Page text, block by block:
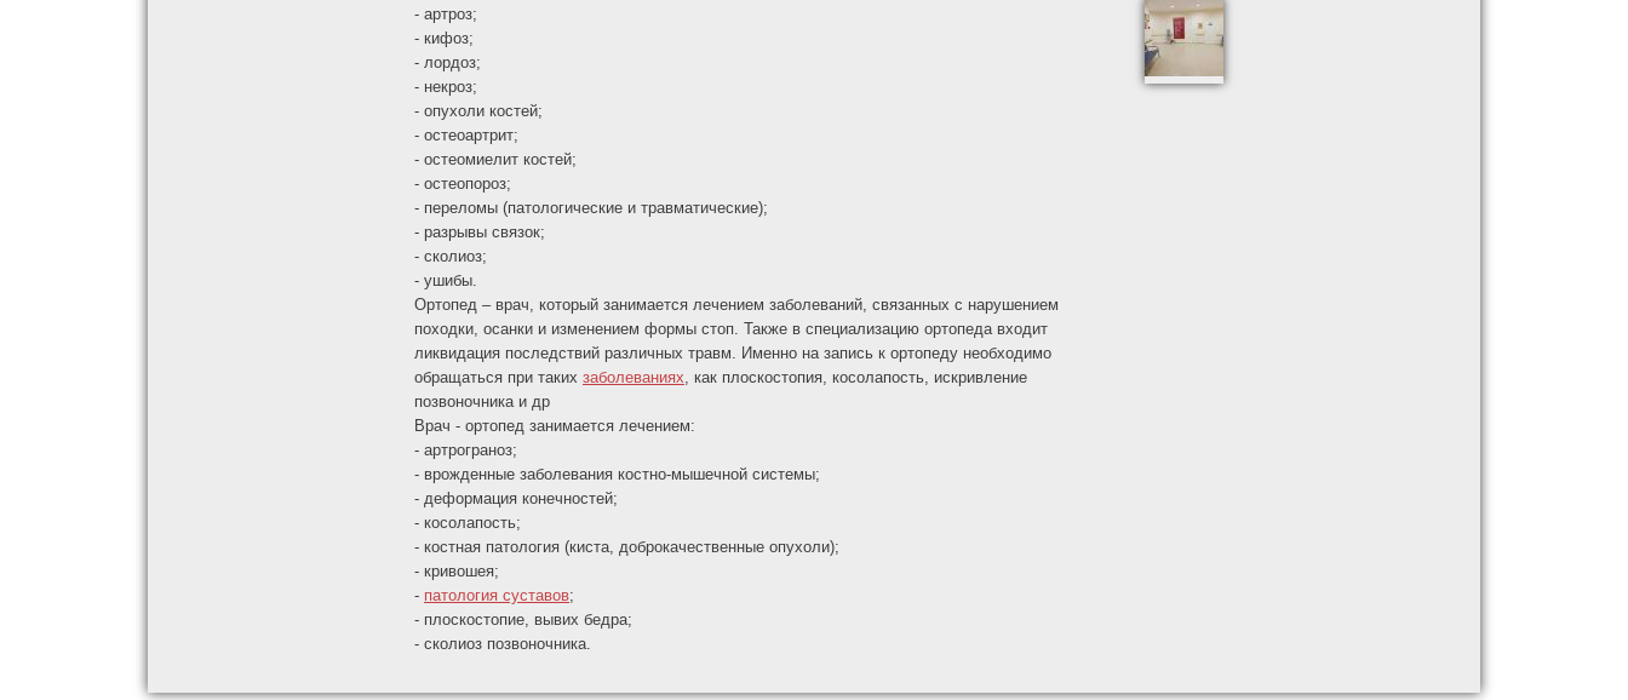
- артроз;
- кифоз;
- лордоз;
- некроз;
- опухоли костей;
- остеоартрит;
- остеомиелит костей;
- остеопороз;
- переломы (патологические и травматические);
- разрывы связок;
- сколиоз;
- ушибы.
Ортопед – врач, который занимается лечением заболеваний, связанных с нарушением
походки, осанки и изменением формы стоп. Также в специализацию ортопеда входит
ликвидация последствий различных травм. Именно на запись к ортопеду необходимо
обращаться при таких заболеваниях, как плоскостопия, косолапость, искривление
позвоночника и др
Врач - ортопед занимается лечением:
- артрограноз;
- врожденные заболевания костно-мышечной системы;
- деформация конечностей;
- косолапость;
- костная патология (киста, доброкачественные опухоли);
- кривошея;
- патология суставов;
- плоскостопие, вывих бедра;
- сколиоз позвоночника.